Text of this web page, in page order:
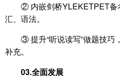
② 内嵌剑桥YLEKETPET备
汇、语法。
③ 提升“听说读写”做题技巧
补充。
03.全面发展